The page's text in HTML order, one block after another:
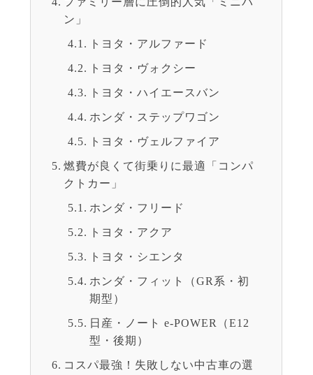
ン」
トヨタ・アルファード
トヨタ・ヴォクシー
トヨタ・ハイエースバン
ホンダ・ステップワゴン
トヨタ・ヴェルファイア
燃費が良くて街乗りに最適「コンパ
クトカー」
ホンダ・フリード
トヨタ・アクア
トヨタ・シエンタ
ホンダ・フィット（GR系・初
期型）
日産・ノート e-POWER（E12
型・後期）
コスパ最強！失敗しない中古車の選